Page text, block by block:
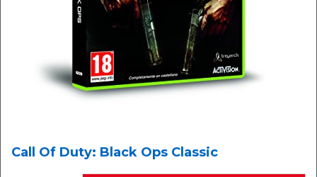
Call Of Duty: Black Ops Classic